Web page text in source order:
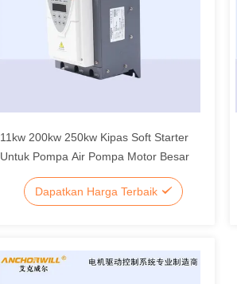
11kw 200kw 250kw Kipas Soft Starter
Untuk Pompa Air Pompa Motor Besar
Dapatkan Harga Terbaik